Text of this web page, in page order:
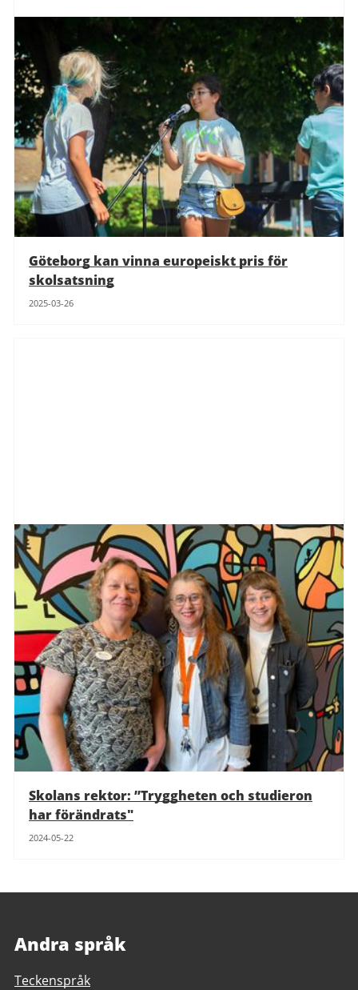
Göteborg kan vinna europeiskt pris för
skolsatsning
2025-03-26
Skolans rektor: ”Tryggheten och studieron
har förändrats"
2024-05-22
Andra språk
Teckenspråk